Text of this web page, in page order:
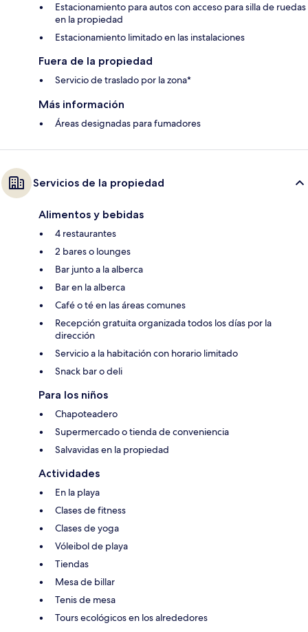
Estacionamiento para autos con acceso para silla de ruedas
en la propiedad
Estacionamiento limitado en las instalaciones
Fuera de la propiedad
Servicio de traslado por la zona*
Más información
Áreas designadas para fumadores
Servicios de la propiedad
Alimentos y bebidas
4 restaurantes
2 bares o lounges
Bar junto a la alberca
Bar en la alberca
Café o té en las áreas comunes
Recepción gratuita organizada todos los días por la
dirección
Servicio a la habitación con horario limitado
Snack bar o deli
Para los niños
Chapoteadero
Supermercado o tienda de conveniencia
Salvavidas en la propiedad
Actividades
En la playa
Clases de fitness
Clases de yoga
Vóleibol de playa
Tiendas
Mesa de billar
Tenis de mesa
Tours ecológicos en los alrededores